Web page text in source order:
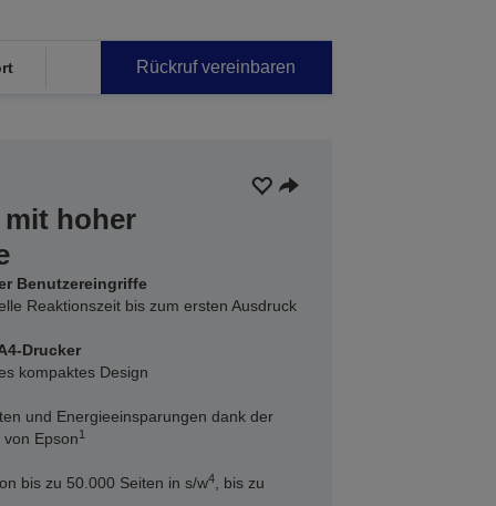
Rückruf vereinbaren
hoher
Benutzereingriffe
Reaktionszeit bis zum ersten Ausdruck
Drucker
kompaktes Design
und Energieeinsparungen dank der
Epson1
bis zu 50.000 Seiten in s/w4 , bis zu